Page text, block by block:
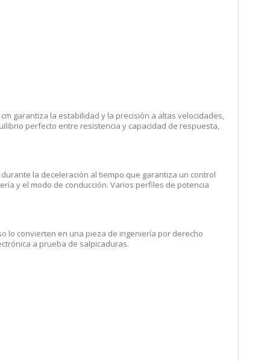
garantiza la estabilidad y la precisión a altas velocidades,
perfecto entre resistencia y capacidad de respuesta,
la deceleración al tiempo que garantiza un control
y el modo de conducción. Varios perfiles de potencia
lo convierten en una pieza de ingeniería por derecho
a prueba de salpicaduras.